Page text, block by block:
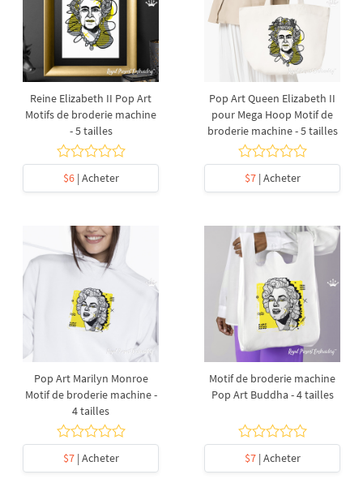
Reine Elizabeth II Pop Art
Motifs de broderie machine
- 5 tailles
$6| Acheter
Pop Art Queen Elizabeth II
pour Mega Hoop Motif de
broderie machine - 5 tailles
$7| Acheter
Pop Art Marilyn Monroe
Motif de broderie machine -
4 tailles
$7| Acheter
Motif de broderie machine
Pop Art Buddha - 4 tailles
$7| Acheter